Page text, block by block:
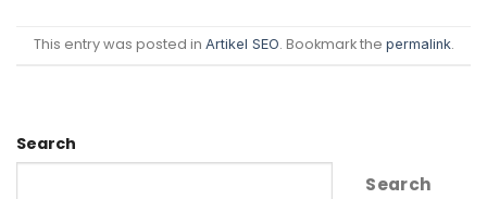
This entry was posted in Artikel SEO. Bookmark the permalink.
Search
Search